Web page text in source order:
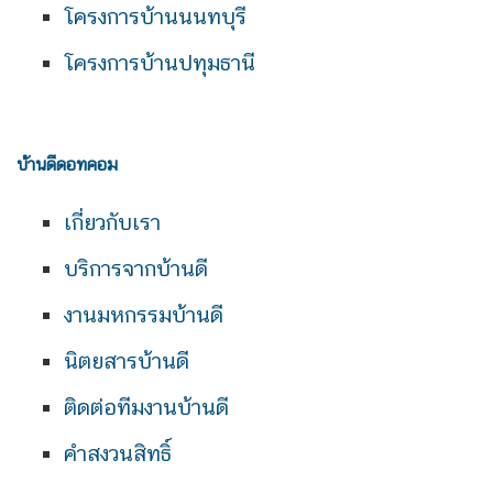
โครงการบ้านนนทบุรี
โครงการบ้านปทุมธานี
บ้านดีดอทคอม
เกี่ยวกับเรา
บริการจากบ้านดี
งานมหกรรมบ้านดี
นิตยสารบ้านดี
ติดต่อทีมงานบ้านดี
คำสงวนสิทธิ์